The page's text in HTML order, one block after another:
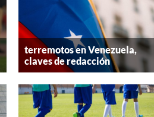
terremotos en Venezuela,
claves de redacción